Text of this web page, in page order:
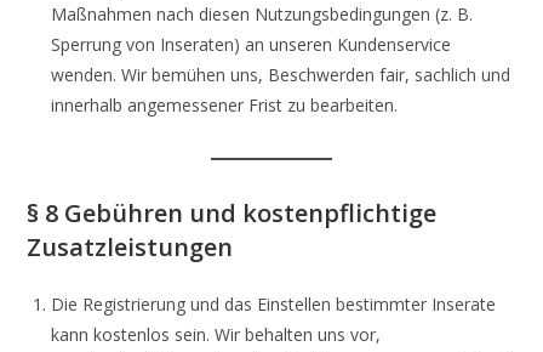
Maßnahmen nach diesen Nutzungsbedingungen (z. B.
Sperrung von Inseraten) an unseren Kundenservice
wenden. Wir bemühen uns, Beschwerden fair, sachlich und
innerhalb angemessener Frist zu bearbeiten.
§ 8 Gebühren und kostenpflichtige
Zusatzleistungen
Die Registrierung und das Einstellen bestimmter Inserate
kann kostenlos sein. Wir behalten uns vor,